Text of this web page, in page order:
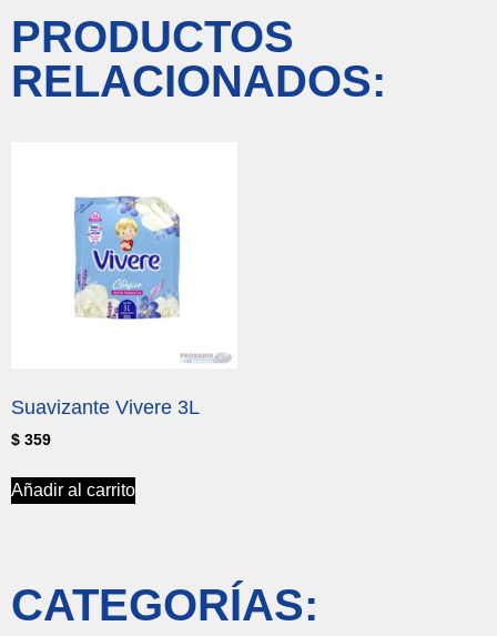
PRODUCTOS
RELACIONADOS:
Suavizante Vivere 3L
$ 359
Añadir al carrito
CATEGORÍAS: